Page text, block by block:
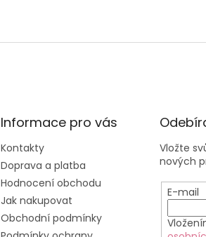
Informace pro vás
Kontakty
Doprava a platba
Hodnocení obchodu
Jak nakupovat
Obchodní podmínky
Vložte
nových
E-mail